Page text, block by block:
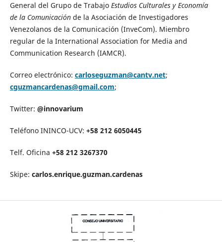
General del Grupo de Trabajo Estudios Culturales y Economía
de la Comunicación de la Asociación de Investigadores
Venezolanos de la Comunicación (InveCom). Miembro
regular de la International Association for Media and
Communication Research (IAMCR).
Correo electrónico: carloseguzman@cantv.net;
cguzmancardenas@gmail.com;
Twitter: @innovarium
Teléfono ININCO-UCV: +58 212 6050445
Telf. Oficina +58 212 3267370
Skipe: carlos.enrique.guzman.cardenas